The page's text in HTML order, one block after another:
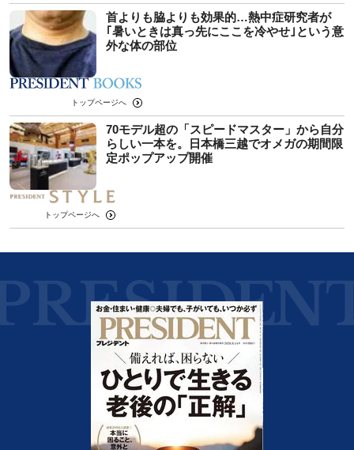
首よりも脇よりも効果的…熱中症研究者が
｢暑いときは真っ先にここを冷やせ｣という意
外な体の部位
トップページへ
70モデル超の「スピードマスター」から自分
らしい一本を。日本橋三越でオメガの期間限
定ポップアップ開催
トップページへ